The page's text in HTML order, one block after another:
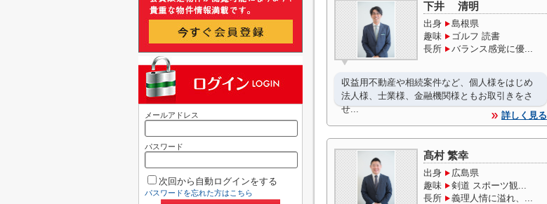
下井 清明
出身
島根県
趣味
ゴルフ 読書
長所
バランス感覚に優...
収益用不動産や相続案件など、個人様をはじめ
法人様、士業様、金融機関様ともお取引きをさ
せ...
詳しく見る
髙村 繁幸
出身
広島県
趣味
剣道 スポーツ観...
長所
義理人情に溢れ、...
メールアドレス
パスワード
次回から自動ログインをする
パスワードを忘れた方はこちら